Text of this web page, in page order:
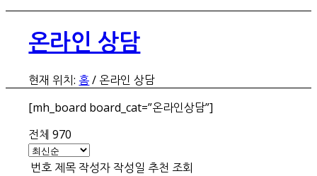
온라인 상담
현재 위치: 홈 / 온라인 상담
[mh_board board_cat=”온라인상담”]
전체 970
번호 제목 작성자 작성일 추천 조회